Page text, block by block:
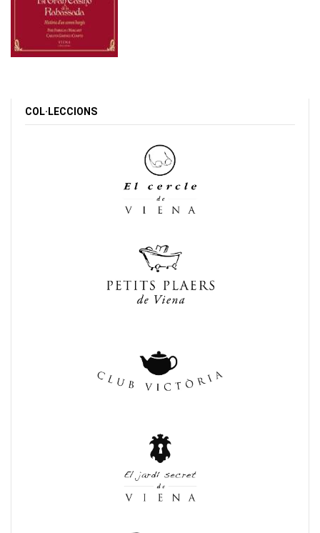
COL·LECCIONS